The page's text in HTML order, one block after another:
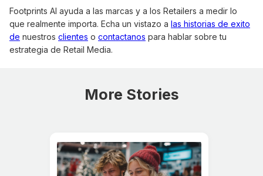
Footprints AI ayuda a las marcas y a los Retailers a medir lo
que realmente importa. Echa un vistazo a las historias de exito
de nuestros clientes o contactanos para hablar sobre tu
estrategia de Retail Media.
More Stories